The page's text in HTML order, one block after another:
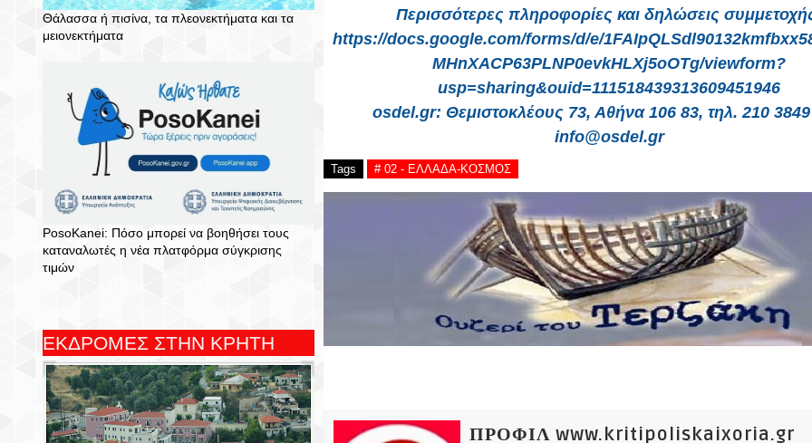
Θάλασσα ή πισίνα, τα πλεονεκτήματα και τα
μειονεκτήματα
PosoKanei: Πόσο μπορεί να βοηθήσει τους
καταναλωτές η νέα πλατφόρμα σύγκρισης
τιμών
ΕΚΔΡΟΜΕΣ ΣΤΗΝ ΚΡΗΤΗ
Περισσότερες πληροφορίες και δηλώσεις
https://docs.google.com/forms/d/e/
MHnXACP63PLNP0evkHLXj5oOTg/viewform?
usp=sharing&ouid=111518439313609451946
osdel.gr: Θεμιστοκλέους 73, Αθήνα 106 83, τηλ. 210
info@osdel.gr
Tags # 02 - ΕΛΛΑΔΑ-ΚΟΣΜΟΣ
ΠΡΟΦΙΛ www.kritipoliskaixoria.gr